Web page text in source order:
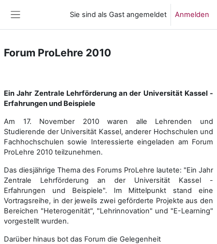
Sie sind als Gast angemeldet Anmelden
Forum ProLehre 2010
Ein Jahr Zentrale Lehrförderung an der Universität Kassel -
Erfahrungen und Beispiele
Am 17. November 2010 waren alle Lehrenden und
Studierende der Universität Kassel, anderer Hochschulen und
Fachhochschulen sowie Interessierte eingeladen am Forum
ProLehre 2010 teilzunehmen.
Das diesjährige Thema des Forums ProLehre lautete: "Ein Jahr
Zentrale Lehrförderung an der Universität Kassel -
Erfahrungen und Beispiele". Im Mittelpunkt stand eine
Vortragsreihe, in der jeweils zwei geförderte Projekte aus den
Bereichen "Heterogenität", "Lehrinnovation" und "E-Learning"
vorgestellt wurden.
Darüber hinaus bot das Forum die Gelegenheit